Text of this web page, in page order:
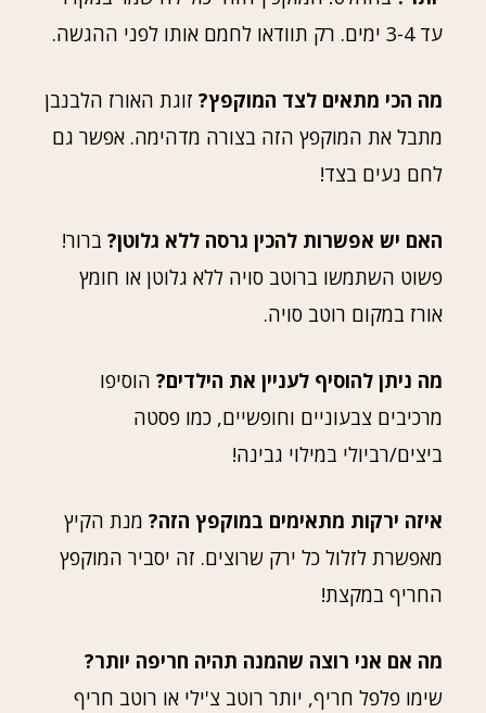
עד 3-4 ימים. רק תוודאו לחמם אותו לפני ההגשה.
מה הכי מתאים לצד המוקפץ? זוגת האורז הלבנבן
מתבל את המוקפץ הזה בצורה מדהימה. אפשר גם
לחם נעים בצד!
האם יש אפשרות להכין גרסה ללא גלוטן? ברור!
פשוט השתמשו ברוטב סויה ללא גלוטן או חומץ
אורז במקום רוטב סויה.
מה ניתן להוסיף לעניין את הילדים? הוסיפו
מרכיבים צבעוניים וחופשיים, כמו פסטה
ביצים/רביולי במילוי גבינה!
איזה ירקות מתאימים במוקפץ הזה? מנת הקיץ
מאפשרת לזלול כל ירק שרוצים. זה יסביר המוקפץ
החריף במקצת!
מה אם אני רוצה שהמנה תהיה חריפה יותר?
שימו פלפל חריף, יותר רוטב צ'ילי או רוטב חריף